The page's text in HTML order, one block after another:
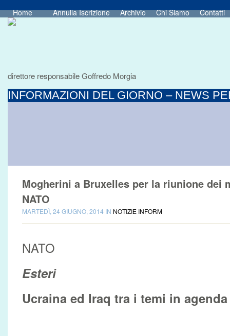
Home Annulla Iscrizione Archivio Chi Siamo Contatti
direttore responsabile Goffredo Morgia
INFORMAZIONI DEL GIORNO – NEWS
Mogherini a Bruxelles per la riunione dei
NATO
MARTEDÌ, 24 GIUGNO, 2014 IN NOTIZIE INFORM
NATO
Esteri
Ucraina ed Iraq tra i temi in agenda